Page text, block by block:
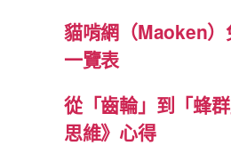
貓啃網（Maoken
一覽表
從「齒輪」到「蜂
思維》心得